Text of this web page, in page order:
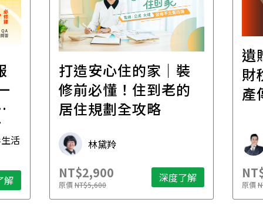
活
解
打造安心住的家｜裝
修前必懂！住到老的
居住規劃全攻略
林黛羚
NT$2,900
原價NT$5,600 深度了解
遺
財
產
原價